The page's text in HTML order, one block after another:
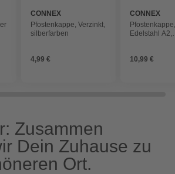
CONNEX
Pfostenkappe, Verzinkt,
silberfarben
4,99 €
CONNEX
Edelstahl A2,
10,99 €
Zusammen
Dein Zuhause zu
Ort.